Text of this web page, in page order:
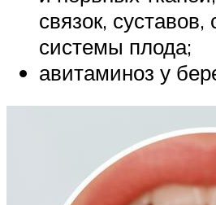
связок, суставов,
системы плода;
авитаминоз у